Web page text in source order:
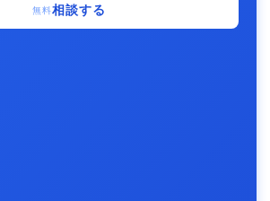
無料相談する